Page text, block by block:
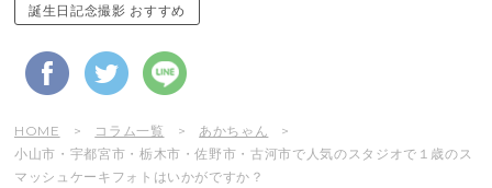
誕生日記念撮影 おすすめ
HOME コラム一覧
あかちゃん
小山市・宇都宮市・栃木市・佐野市・古河市で人気のスタジオで１歳のス
マッシュケーキフォトはいかがですか？